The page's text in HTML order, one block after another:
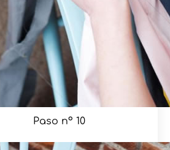
Paso nº 10